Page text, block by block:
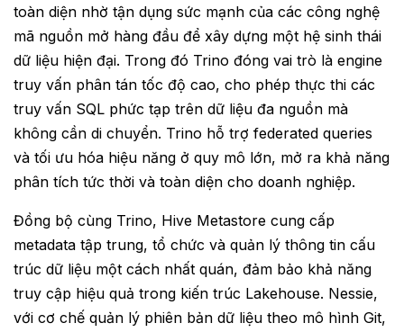
toàn diện nhờ tận dụng sức mạnh của các công nghệ
mã nguồn mở hàng đầu để xây dựng một hệ sinh thái
dữ liệu hiện đại. Trong đó Trino đóng vai trò là engine
truy vấn phân tán tốc độ cao, cho phép thực thi các
truy vấn SQL phức tạp trên dữ liệu đa nguồn mà
không cần di chuyển. Trino hỗ trợ federated queries
và tối ưu hóa hiệu năng ở quy mô lớn, mở ra khả năng
phân tích tức thời và toàn diện cho doanh nghiệp.
Đồng bộ cùng Trino, Hive Metastore cung cấp
metadata tập trung, tổ chức và quản lý thông tin cấu
trúc dữ liệu một cách nhất quán, đảm bảo khả năng
truy cập hiệu quả trong kiến trúc Lakehouse. Nessie,
với cơ chế quản lý phiên bản dữ liệu theo mô hình Git,